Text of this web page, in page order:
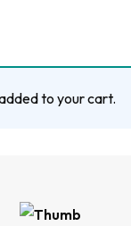
to your cart.